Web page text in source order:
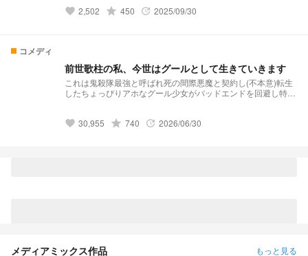
https://novel.prcm.jp/novel/XZrdVSw6wnIuBLTTsQri
favorite 2,502 grade 450 update 2025/09/30
コメディ
前世歌柱の私、今世はグールとして生きていきます
これは鬼殺隊最強と呼ばれ死の間際悪魔と契約し(不本意)転生
したちょっぴりアホなグール少女がバッドエンドを回避し特待
第2話〜第19話 EP1『願いを叶える男』第20話〜第61話
を告げる街』第487話〜第516話 EP17『Waves of Love』第
favorite 30,955 grade 740 update 2026/06/30
メディアミックス作品 もっと見る